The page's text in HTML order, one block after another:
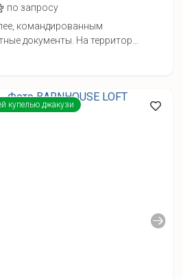
по запросу
командированным
документы. На территор...
купелью джакузи